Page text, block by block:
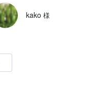
kako 様